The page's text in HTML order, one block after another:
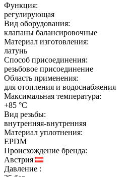
Функция:
регулирующая
Вид оборудования:
клапаны балансировочные
Материал изготовления:
латунь
Способ присоединения:
резьбовое присоединение
Область применения:
для отопления и водоснабжения
Максимальная температура:
+85 °C
Вид резьбы:
внутренняя-внутренняя
Материал уплотнения:
EPDM
Происхождение бренда:
Австрия
Давление :